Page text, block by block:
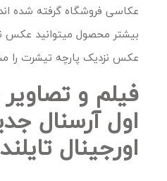
عکاسی فروشگاه گرفته شده
بیشتر محصول میتوانید عکس
عکس نزدیک پارچه تیشرت را
فیلم و
اورجینال